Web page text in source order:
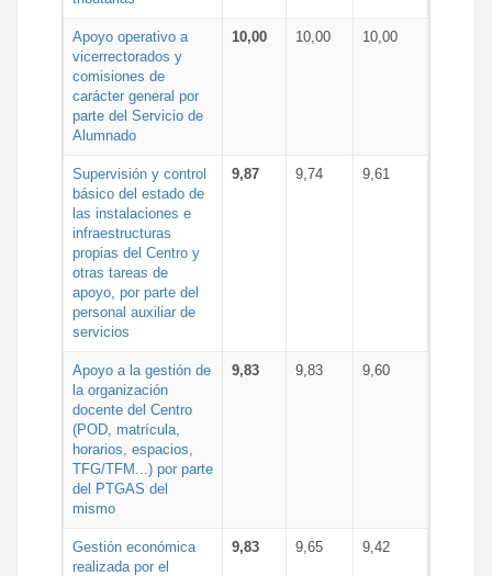
Apoyo operativo a
vicerrectorados y
comisiones de
carácter general por
parte del Servicio de
Alumnado
10,00 10,00 10,00
Supervisión y control
básico del estado de
las instalaciones e
infraestructuras
propias del Centro y
otras tareas de
apoyo, por parte del
personal auxiliar de
servicios
9,87 9,74 9,61
Apoyo a la gestión de
la organización
docente del Centro
(POD, matrícula,
horarios, espacios,
TFG/TFM...) por parte
del PTGAS del
mismo
9,83 9,83 9,60
Gestión económica
realizada por el
9,83 9,65 9,42